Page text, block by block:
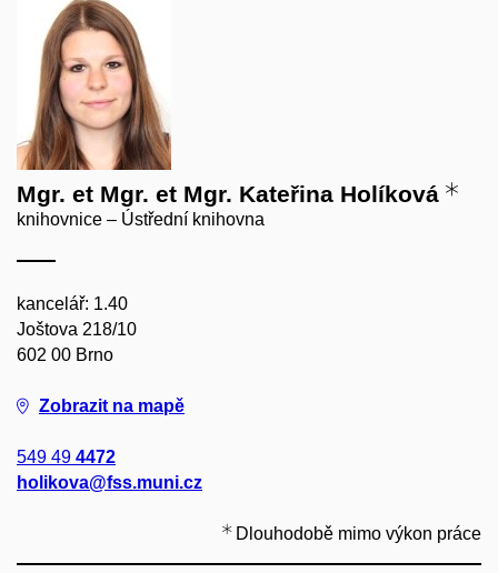
Mgr. et Mgr. et Mgr. Kateřina Holíková
knihovnice – Ústřední knihovna
kancelář: 1.40
Joštova 218/10
602 00 Brno
Zobrazit na mapě
549 49 4472
holikova@fss.muni.cz
Dlouhodobě mimo výkon práce